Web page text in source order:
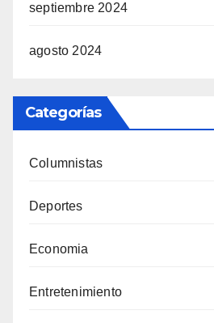
septiembre 2024
agosto 2024
Categorías
Columnistas
Deportes
Economia
Entretenimiento